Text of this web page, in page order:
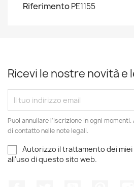
RiferimentoPE1155
Ricevi le nostre novità
Puoi annullare l'iscrizione in ogni
di contatto nelle note legali.
Autorizzo il trattamento dei
all'uso di questo sito web.